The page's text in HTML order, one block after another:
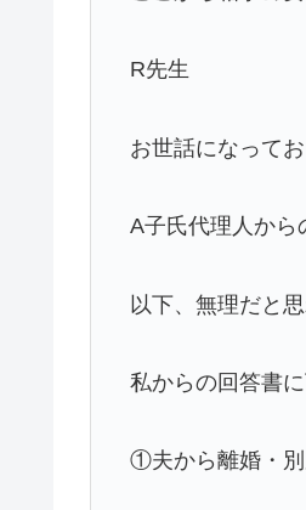
R先生
お世話になってお
A子氏代理人から
以下、無理だと
私からの回答書
①夫から離婚・